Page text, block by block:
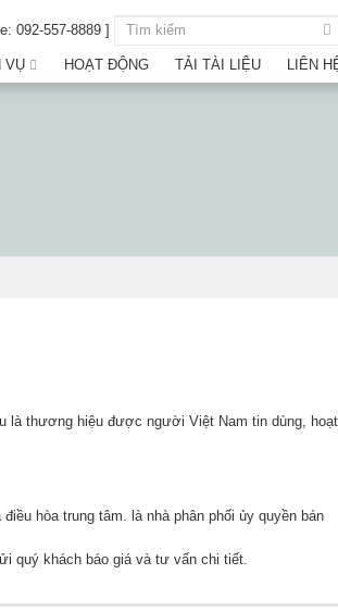
092-557-8889 ]
VỤ HOẠT ĐỘNG TẢI TÀI LIỆU LIÊN
là thương hiệu được người Việt Nam tin dùng, hoạt
hòa trung tâm. là nhà phân phối ủy quyền bán
quý khách báo giá và tư vấn chi tiết.